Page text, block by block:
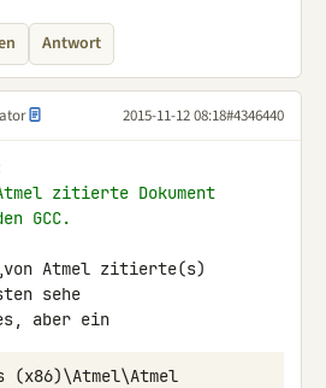
Antwort
2015-11-12 08:18#4346440
zitierte Dokument
GCC.
Atmel zitierte(s)
sehe
(x86)\Atmel\Atmel